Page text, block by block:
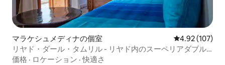
マラケシュメディナの個室 レビュー107
4.92 (107)
リヤド・ダール・タムリル - リヤド内のスーペリアダブル
ルーム
価格 · ロケーション ·快適さ